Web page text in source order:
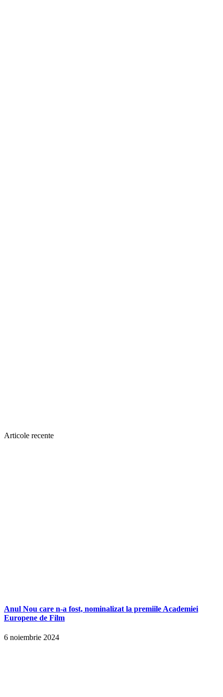
Articole recente
Anul Nou care n-a fost, nominalizat la premiile Academiei
Europene de Film
6 noiembrie 2024